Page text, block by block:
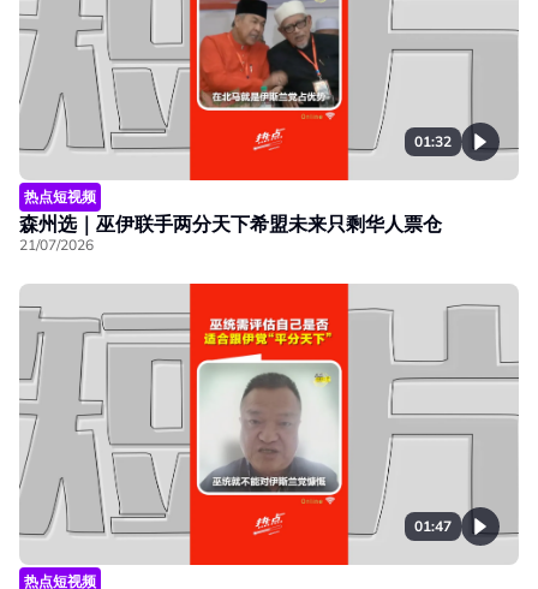
01:32
热点短视频
森州选｜巫伊联手两分天下希盟未来只剩华人票仓
21/07/2026
01:47
热点短视频